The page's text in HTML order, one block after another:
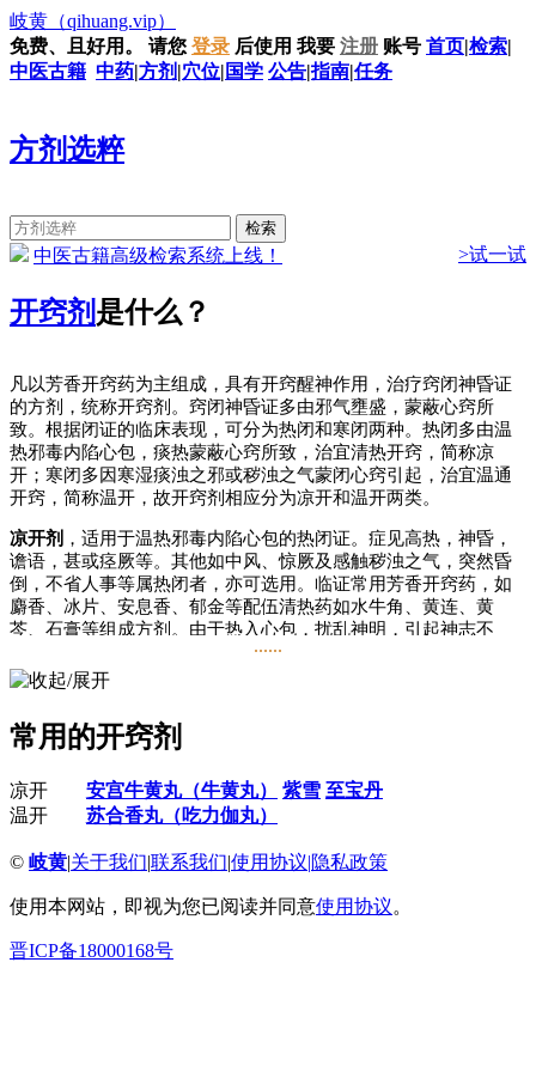
岐黄 （qihuang.vip）
免费、且好用。
请您 登录 后使用 我要 注册 账号 首页|检索|
中医古籍 中药|方剂 |穴位| 国学 公告|指南|任务
方剂选粹
中医古籍高级检索系统上线！ >试一试
开窍剂 是什么？
凡以芳香开窍药为主组成，具有开窍醒神作用，治疗窍闭神昏证
的方剂，统称开窍剂。窍闭神昏证多由邪气壅盛，蒙蔽心窍所
致。根据闭证的临床表现，可分为热闭和寒闭两种。热闭多由温
热邪毒内陷心包，痰热蒙蔽心窍所致，治宜清热开窍，简称凉
开；寒闭多因寒湿痰浊之邪或秽浊之气蒙闭心窍引起，治宜温通
开窍，简称温开，故开窍剂相应分为凉开和温开两类。
凉开剂 ，适用于温热邪毒内陷心包的热闭证。症见高热，神昏，
谵语，甚或痉厥等。其他如中风、惊厥及感触秽浊之气，突然昏
倒，不省人事等属热闭者，亦可选用。临证常用芳香开窍药，如
麝香、冰片、安息香、郁金等配伍清热药如水牛角、黄连、黄
芩、石膏等组成方剂。由于热入心包，扰乱神明，引起神志不
安，故常配镇心安神药，如朱砂、磁石、琥珀、珍珠等；邪热内
陷，灼津为痰，痰浊上蒙，势必加重神昏，故宜配伍清化热痰的
者，又须配伍羚羊角、玳瑁之类凉肝熄风。代表方如安宫牛黄
丸、紫雪、至宝丹。
温开剂
，适用于中风、中寒、气郁、痰厥等属于寒邪痰浊内闭之
证。症见突然昏倒，牙关紧闭，不省人事，苔白脉迟等。临证常
用芳香开窍药如苏合香、安息香、冰片、麝香等为主配伍温里行
气之品如荜茇、细辛、沉香、丁香、檀香等组方。代表方如苏合
香丸。
运用开窍剂须注意以下事项：首先应辨别闭证和脱证。凡邪盛气
实而见神志昏迷、口噤不开、两手握固、二便不通、脉实有力的
闭证方可用开窍剂；而对汗出肢冷、呼吸气微、手撒遗尿、口开
......
常用的开窍剂
凉开 安宫牛黄丸（牛黄丸） 紫雪 至宝丹
温开
苏合香丸（吃力伽丸）
© 岐黄|关于我们|联系我们|使用协议|隐私政策
使用本网站，即视为您已阅读并同意使用协议。
晋ICP备18000168号